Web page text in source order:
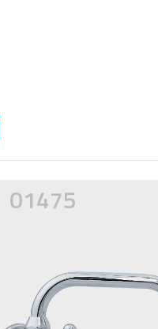
01475